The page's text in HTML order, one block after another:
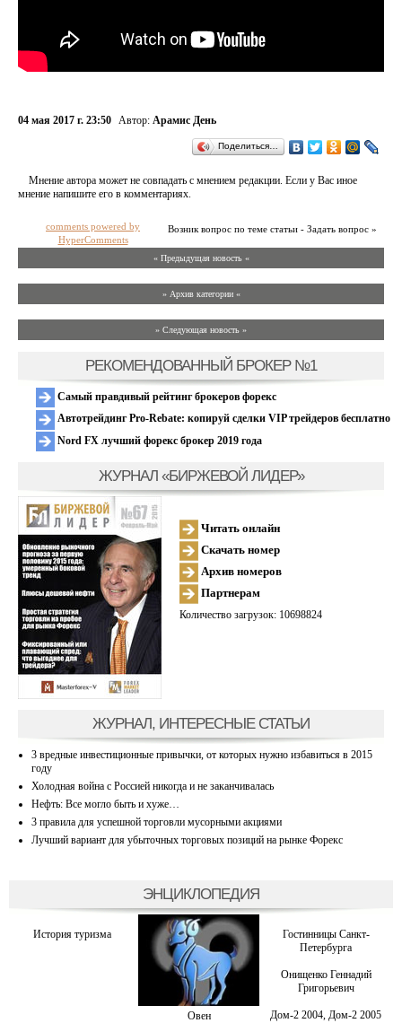
04 мая 2017 г. 23:50 Автор: Арамис День
Поделиться…
Мнение автора может не совпадать с мнением редакции. Если у Вас иное
мнение напишите его в комментариях.
Возник вопрос по теме статьи - Задать вопрос »
comments powered by
HyperComments
« Предыдущая новость «
» Архив категории «
» Следующая новость »
РЕКОМЕНДОВАННЫЙ БРОКЕР №1
Самый правдивый рейтинг брокеров форекс
Автотрейдинг Pro-Rebate: копируй сделки VIP трейдеров бесплатно
Nord FX лучший форекс брокер 2019 года
ЖУРНАЛ «БИРЖЕВОЙ ЛИДЕР»
Читать онлайн
Скачать номер
Архив номеров
Партнерам
Количество загрузок: 10698824
ЖУРНАЛ, ИНТЕРЕСНЫЕ СТАТЬИ
3 вредные инвестиционные привычки, от которых нужно избавиться в 2015
году
Холодная война с Россией никогда и не заканчивалась
Нефть: Все могло быть и хуже…
3 правила для успешной торговли мусорными акциями
Лучший вариант для убыточных торговых позиций на рынке Форекс
ЭНЦИКЛОПЕДИЯ
История туризма
Овен
Гостинницы Санкт-
Петербурга
Онищенко Геннадий
Григорьевич
Дом-2 2004, Дом-2 2005